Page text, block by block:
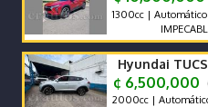
1300cc |
IMPECABLE.
Hyundai
¢ 6,500,000
2000cc |